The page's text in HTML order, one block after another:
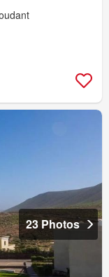
23 Photos